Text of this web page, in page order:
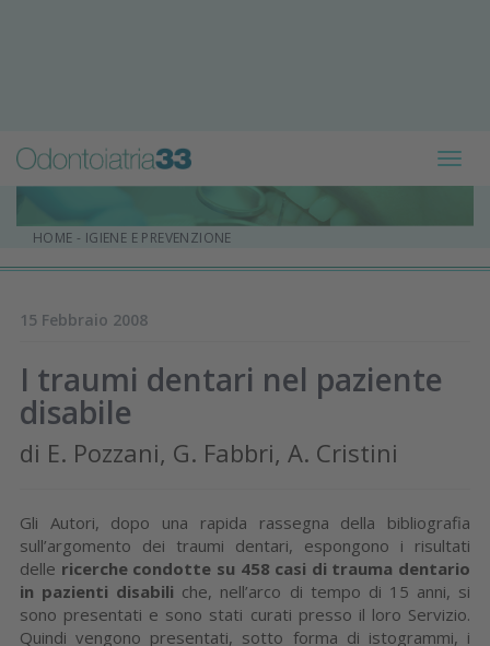
HOME - IGIENE E PREVENZIONE
15 Febbraio 2008
I traumi dentari nel paziente
disabile
di E. Pozzani, G. Fabbri, A. Cristini
Gli Autori, dopo una rapida rassegna della bibliografia
sull’argomento dei traumi dentari, espongono i risultati
delle ricerche condotte su 458 casi di trauma dentario
in pazienti disabili che, nell’arco di tempo di 15 anni, si
sono presentati e sono stati curati presso il loro Servizio.
Quindi vengono presentati, sotto forma di istogrammi, i